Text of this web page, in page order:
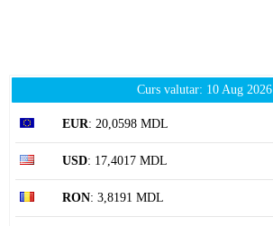
Curs valutar: 10 Aug 2026
EUR: 20,0598 MDL
USD: 17,4017 MDL
RON: 3,8191 MDL